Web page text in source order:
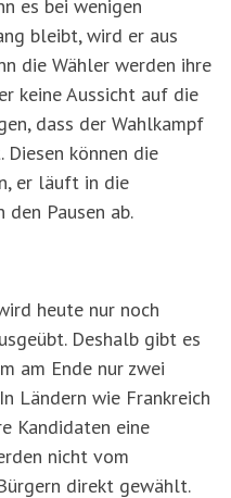
es bei wenigen
bleibt, wird er aus
die Wähler werden ihre
keine Aussicht auf die
dass der Wahlkampf
können die
er läuft in die
den Pausen ab.
heute nur noch
Deshalb gibt es
am Ende nur zwei
Ländern wie Frankreich
Kandidaten eine
nicht vom
direkt gewählt.